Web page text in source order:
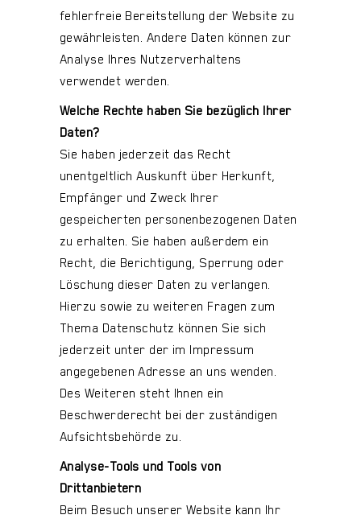
fehlerfreie Bereitstellung der Website zu
gewährleisten. Andere Daten können zur
Analyse Ihres Nutzerverhaltens
verwendet werden.
Welche Rechte haben Sie bezüglich Ihrer
Daten?
Sie haben jederzeit das Recht
unentgeltlich Auskunft über Herkunft,
Empfänger und Zweck Ihrer
gespeicherten personenbezogenen Daten
zu erhalten. Sie haben außerdem ein
Recht, die Berichtigung, Sperrung oder
Löschung dieser Daten zu verlangen.
Hierzu sowie zu weiteren Fragen zum
Thema Datenschutz können Sie sich
jederzeit unter der im Impressum
angegebenen Adresse an uns wenden.
Des Weiteren steht Ihnen ein
Beschwerderecht bei der zuständigen
Aufsichtsbehörde zu.
Analyse-Tools und Tools von
Drittanbietern
Beim Besuch unserer Website kann Ihr